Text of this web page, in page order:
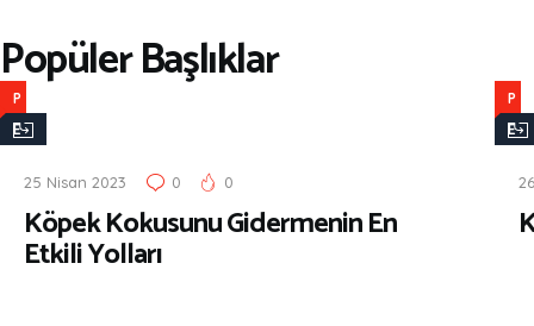
Popüler Başlıklar
P
E
25 Nisan 2023 0 0
Köpek Kokusunu Gidermenin En
Etkili Yolları
P
E